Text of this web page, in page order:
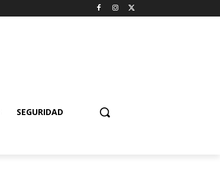
SEGURIDAD